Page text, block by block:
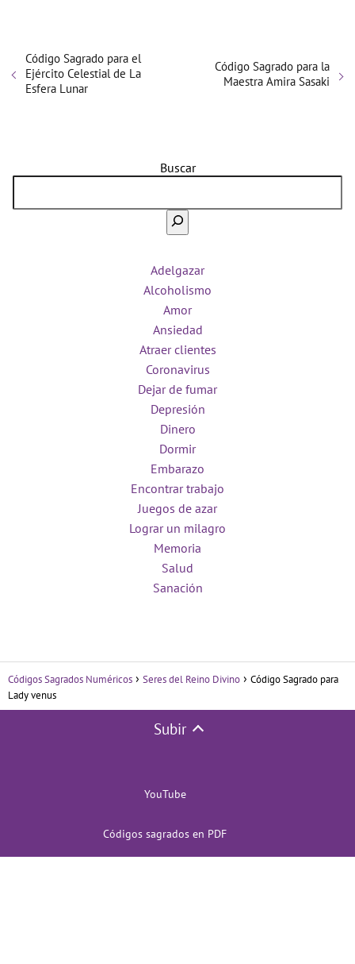
Código Sagrado para el
Ejército Celestial de La
Esfera Lunar
Código Sagrado para la
Maestra Amira Sasaki
Buscar
Adelgazar
Alcoholismo
Amor
Ansiedad
Atraer clientes
Coronavirus
Dejar de fumar
Depresión
Dinero
Dormir
Embarazo
Encontrar trabajo
Juegos de azar
Lograr un milagro
Memoria
Salud
Sanación
Códigos Sagrados Numéricos Seres del Reino Divino
Código Sagrado para
Lady venus
Subir
YouTube
Códigos sagrados en PDF